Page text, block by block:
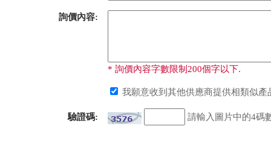
詢價內容:
* 詢價內容字數限制200個字以下.
我願意收到其他供應商提供相類似產
驗證碼: 請輸入圖片中的4碼